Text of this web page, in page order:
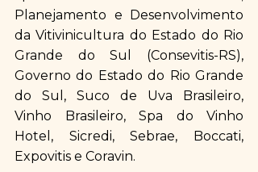
Planejamento e Desenvolvimento
da Vitivinicultura do Estado do Rio
Grande do Sul (Consevitis-RS),
Governo do Estado do Rio Grande
do Sul, Suco de Uva Brasileiro,
Vinho Brasileiro, Spa do Vinho
Hotel, Sicredi, Sebrae, Boccati,
Expovitis e Coravin.